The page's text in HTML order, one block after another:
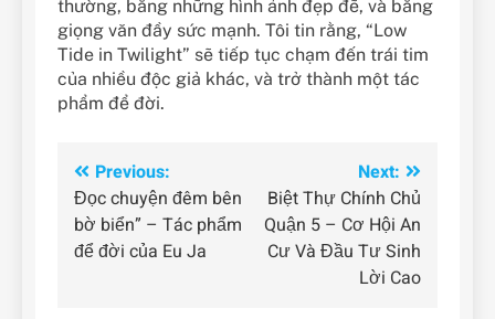
thường, bằng những hình ảnh đẹp đẽ, và bằng
giọng văn đầy sức mạnh. Tôi tin rằng, “Low
Tide in Twilight” sẽ tiếp tục chạm đến trái tim
của nhiều độc giả khác, và trở thành một tác
phẩm để đời.
Điều
hướng
bài
Previous:
Đọc chuyện đêm bên
bờ biển” – Tác phẩm
để đời của Eu Ja
Next:
Biệt Thự Chính Chủ
Quận 5 – Cơ Hội An
Cư Và Đầu Tư Sinh
Lời Cao